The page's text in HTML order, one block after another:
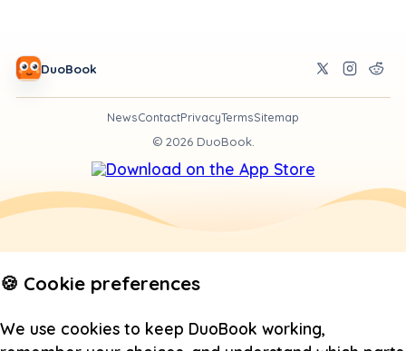
DuoBook
NewsContactPrivacyTermsSitemap
© 2026DuoBook.
🍪 Cookie preferences
We use cookies to keep DuoBook working,